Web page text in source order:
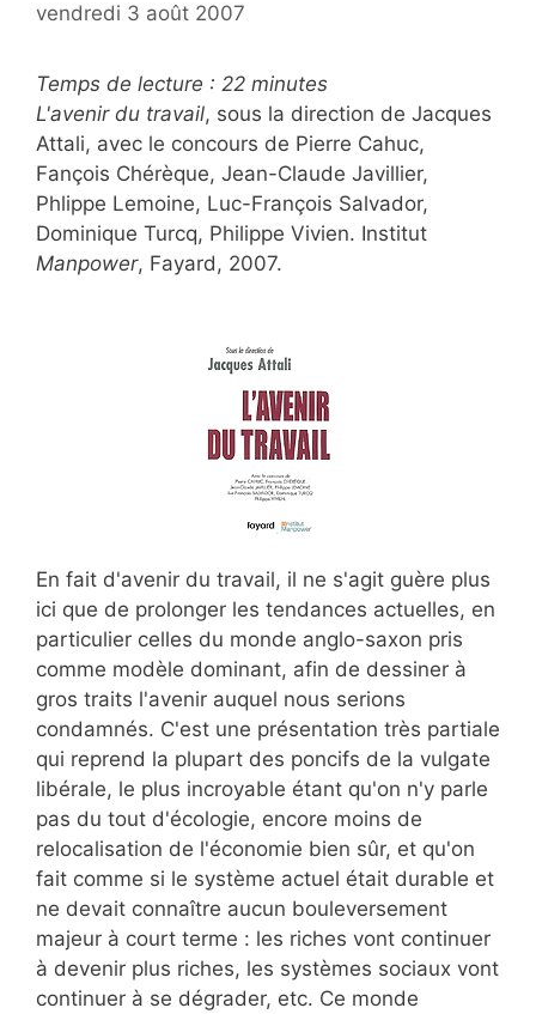
vendredi 3 août 2007
Temps de lecture : 22 minutes
L'avenir du travail, sous la direction de Jacques
Attali, avec le concours de Pierre Cahuc,
Fançois Chérèque, Jean-Claude Javillier,
Phlippe Lemoine, Luc-François Salvador,
Dominique Turcq, Philippe Vivien. Institut
Manpower, Fayard, 2007.
En fait d'avenir du travail, il ne s'agit guère plus
ici que de prolonger les tendances actuelles, en
particulier celles du monde anglo-saxon pris
comme modèle dominant, afin de dessiner à
gros traits l'avenir auquel nous serions
condamnés. C'est une présentation très partiale
qui reprend la plupart des poncifs de la vulgate
libérale, le plus incroyable étant qu'on n'y parle
pas du tout d'écologie, encore moins de
relocalisation de l'économie bien sûr, et qu'on
fait comme si le système actuel était durable et
ne devait connaître aucun bouleversement
majeur à court terme : les riches vont continuer
à devenir plus riches, les systèmes sociaux vont
continuer à se dégrader, etc. Ce monde